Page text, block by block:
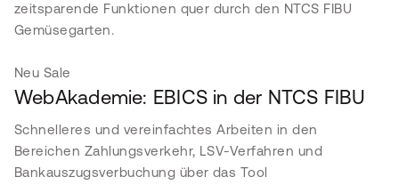
zeitsparende Funktionen quer durch den NTCS FIBU
Gemüsegarten.
Neu Sale
WebAkademie: EBICS in der NTCS FIBU
Schnelleres und vereinfachtes Arbeiten in den
Bereichen Zahlungsverkehr, LSV-Verfahren und
Bankauszugsverbuchung über das Tool